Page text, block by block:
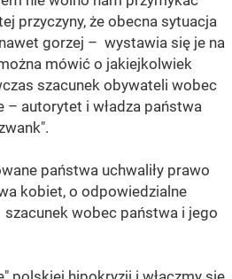
przyczyny, że obecna sytuacja
gorzej – wystawia się je na
mówić o jakiejkolwiek
szacunek obywateli wobec
– autorytet i władza państwa
państwa uchwaliły prawo
kobiet, o odpowiedzialne
wobec państwa i jego